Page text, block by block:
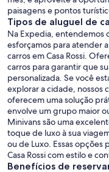
paisagens e pontos
Tipos de aluguel de
Na Expedia, entendemos
esforçamos para atender
carros em Casa Rossi.
carros para garantir que
personalizada. Se você
explorar a cidade, nossos
oferecem uma solução
envolve um grupo maior
Minivans são uma
toque de luxo à sua
ou de Luxo. Essas
Casa Rossi com estilo e
Benefícios de